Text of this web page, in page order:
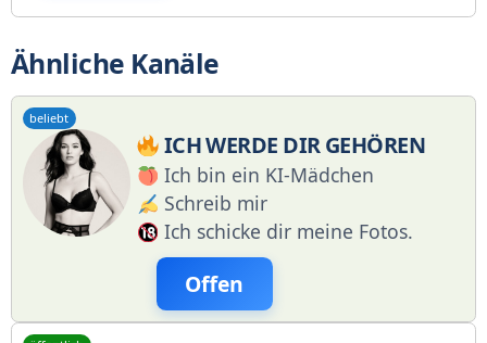
Ähnliche Kanäle
beliebt
ICH WERDE DIR GEHÖREN
Ich bin ein KI-Mädchen
Schreib mir
Ich schicke dir meine Fotos.
Offen